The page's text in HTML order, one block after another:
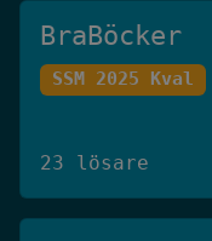
BraBöcker
SSM 2025 Kval
23 lösare